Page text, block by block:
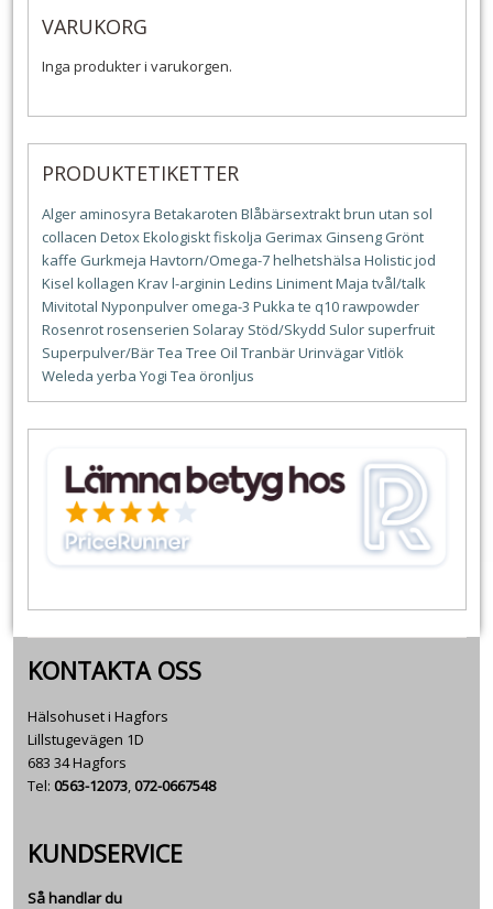
VARUKORG
Inga produkter i varukorgen.
PRODUKTETIKETTER
Alger aminosyra Betakaroten Blåbärsextraktbrun utan sol
collacen DetoxEkologisktfiskolja Gerimax Ginseng Grönt
kaffe Gurkmeja Havtorn/Omega-7helhetshälsa Holisticjod
Kisel kollagen Kravl-arginin Ledins LinimentMaja tvål/talk
Mivitotal Nyponpulver omega-3 Pukka te q10rawpowder
Rosenrotrosenserien Solaray Stöd/Skydd Sulor superfruit
Superpulver/BärTea Tree Oil TranbärUrinvägarVitlök
Weleda yerba Yogi Tea öronljus
KONTAKTA OSS
Hälsohuset i Hagfors
Lillstugevägen 1D
683 34 Hagfors
Tel: 0563-12073,072-0667548
KUNDSERVICE
Så handlar du